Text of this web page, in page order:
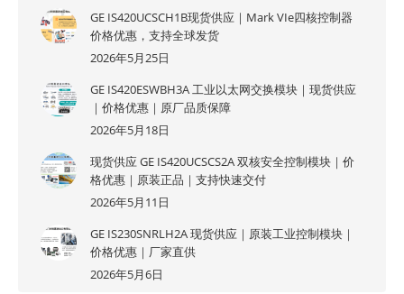
GE IS420UCSCH1B现货供应｜Mark VIe四核控制器
价格优惠，支持全球发货
2026年5月25日
GE IS420ESWBH3A 工业以太网交换模块｜现货供应
｜价格优惠｜原厂品质保障
2026年5月18日
现货供应 GE IS420UCSCS2A 双核安全控制模块｜价
格优惠｜原装正品｜支持快速交付
2026年5月11日
GE IS230SNRLH2A 现货供应｜原装工业控制模块｜
价格优惠｜厂家直供
2026年5月6日